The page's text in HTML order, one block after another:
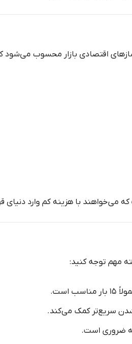
اقتصادی بازار محسوب می‌شود
می‌خواهند با هزینه کم وارد دنیای
مهم توجه کنید:
است.
شدن سریع‌تر کمک می‌کند.
ضروری است.